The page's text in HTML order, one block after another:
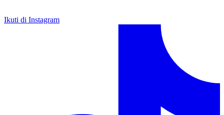
Ikuti di Instagram